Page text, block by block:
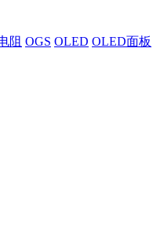
阻 OGS OLED OLED面板